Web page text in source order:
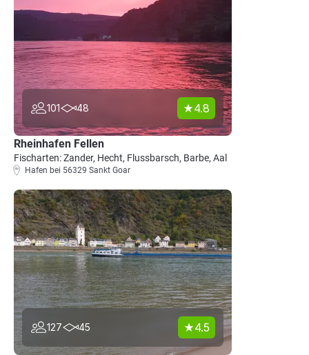
101 48 4.8
Rheinhafen Fellen
Fischarten: Zander, Hecht, Flussbarsch, Barbe, Aal
Hafen bei 56329 Sankt Goar
127 45 4.5